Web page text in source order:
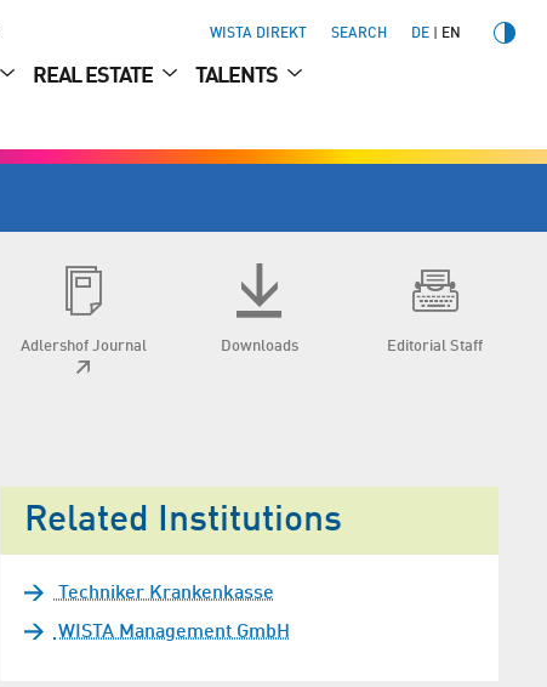
WISTA DIREKT SEARCH DE EN
REAL ESTATE TALENTS
Adlershof Journal Downloads Editorial Staff
Related Institutions
Techniker Krankenkasse
WISTA Management GmbH